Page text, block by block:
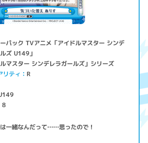
パック TVアニメ「アイドルマスター シンデ
ズ U149」
ルマスター シンデレラガールズ」シリーズ
リティ R
8
一緒なんだって……思ったので！